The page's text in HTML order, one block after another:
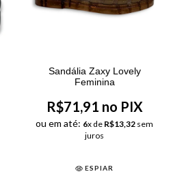
Sandália Zaxy Lovely
Feminina
R$71,91 no PIX
ou em até: 6x de R$13,32 sem
juros
ESPIAR